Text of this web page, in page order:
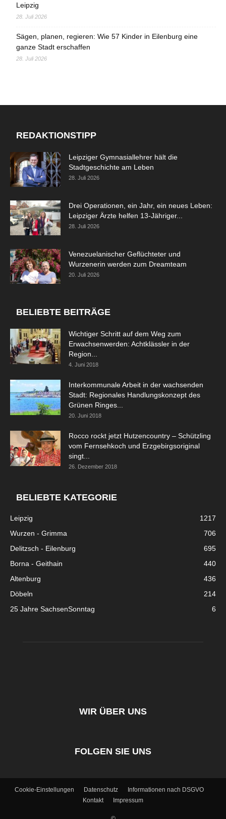
Leipzig
28. Juli 2026
Sägen, planen, regieren: Wie 57 Kinder in Eilenburg eine
ganze Stadt erschaffen
28. Juli 2026
REDAKTIONSTIPP
Leipziger Gymnasiallehrer hält die
Stadtgeschichte am Leben
28. Juli 2026
Drei Operationen, ein Jahr, ein neues Leben:
Leipziger Ärzte helfen 13-Jähriger...
28. Juli 2026
Venezuelanischer Geflüchteter und
Wurzenerin werden zum Dreamteam
20. Juli 2026
BELIEBTE BEITRÄGE
Wichtiger Schritt auf dem Weg zum
Erwachsenwerden: Achtklässler in der
Region...
4. Juni 2018
Interkommunale Arbeit in der wachsenden
Stadt: Regionales Handlungskonzept des
Grünen Ringes...
20. Juni 2018
Rocco rockt jetzt Hutzencountry – Schützling
vom Fernsehkoch und Erzgebirgsoriginal
singt...
26. Dezember 2018
BELIEBTE KATEGORIE
Leipzig
1217
Wurzen - Grimma
706
Delitzsch - Eilenburg
695
Borna - Geithain
440
Altenburg
436
Döbeln
214
25 Jahre SachsenSonntag
6
WIR ÜBER UNS
FOLGEN SIE UNS
Cookie-Einstellungen Datenschutz
Informationen nach DSGVO
Kontakt
Impressum